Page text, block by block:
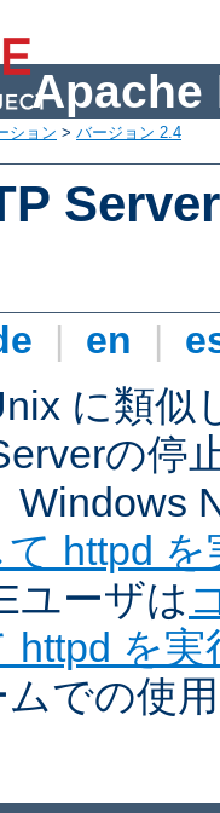
Apache
ション > バージョン 2.4
| en |
に類似
の停
httpd を
ユーザは
httpd を実
での使